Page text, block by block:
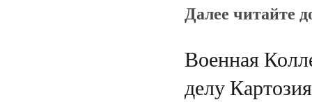
Далее читайте
Военная
делу